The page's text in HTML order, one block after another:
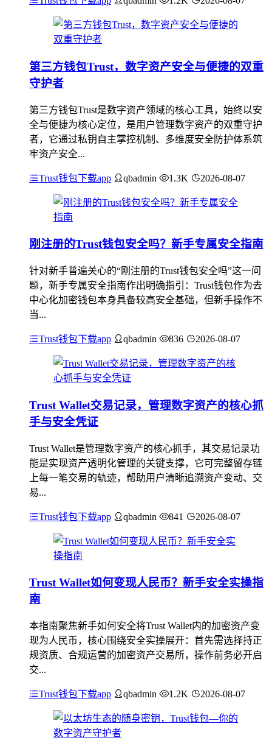
第三方钱包Trust，数字资产安全与便捷的双重
守护者
第三方钱包Trust是数字资产领域的核心工具，始终以安
全与便捷为核心定位，是用户管理数字资产的双重守护
者，它通过私钥自主掌控机制、多维度安全防护体系筑
牢资产安全...
Trust钱包下载app qbadmin 1.3K 2026-08-07
刚注册的Trust钱包安全吗？新手专属安全指南
针对新手普遍关心的“刚注册的Trust钱包安全吗”这一问
题，新手专属安全指南作出明确指引：Trust钱包作为去
中心化加密钱包本身具备较高安全基础，但新手操作不
当...
Trust钱包下载app qbadmin 836 2026-08-07
Trust Wallet交易记录，管理数字资产的核心抓
手与安全凭证
Trust Wallet是管理数字资产的核心抓手，其交易记录功
能是实现资产透明化管理的关键支撑，它可完整留存链
上每一笔交易的轨迹，帮助用户清晰追溯资产变动、交
易...
Trust钱包下载app qbadmin 841 2026-08-07
Trust Wallet如何变现人民币？新手安全实操指
南
本指南聚焦新手如何安全将Trust Wallet内的加密资产变
现为人民币，核心围绕安全实操展开：首先需选择持正
规资质、合规运营的加密资产交易所，操作前务必开启
交...
Trust钱包下载app qbadmin 1.2K 2026-08-07